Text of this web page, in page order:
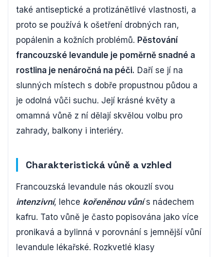
také antiseptické a protizánětlivé vlastnosti, a
proto se používá k ošetření drobných ran,
popálenin a kožních problémů. Pěstování
francouzské levandule je poměrně snadné a
rostlina je nenáročná na péči. Daří se jí na
slunných místech s dobře propustnou půdou a
je odolná vůči suchu. Její krásné květy a
omamná vůně z ní dělají skvělou volbu pro
zahrady, balkony i interiéry.
Charakteristická vůně a vzhled
Francouzská levandule nás okouzlí svou
intenzivní, lehce kořeněnou vůnís nádechem
kafru. Tato vůně je často popisována jako více
pronikavá a bylinná v porovnání s jemnější vůní
levandule lékařské. Rozkvetlé klasy